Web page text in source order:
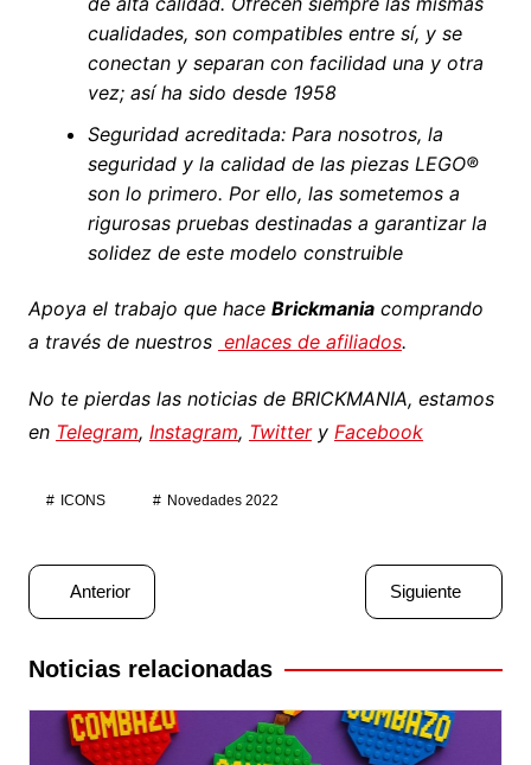
cualidades, son compatibles entre sí, y se
conectan y separan con facilidad una y otra
vez; así ha sido desde 1958
Seguridad acreditada: Para nosotros, la
seguridad y la calidad de las piezas LEGO®
son lo primero. Por ello, las sometemos a
rigurosas pruebas destinadas a garantizar la
solidez de este modelo construible
Apoya el trabajo que hace Brickmaniacomprando
a través de nuestros enlaces de afiliados.
No te pierdas las noticias de BRICKMANIA, estamos
en Telegram, Instagram, Twittery Facebook
ICONS Novedades 2022
Navegación
de
entradas
Anterior Siguiente
Noticias relacionadas